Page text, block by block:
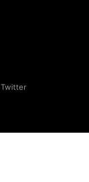
Twitter